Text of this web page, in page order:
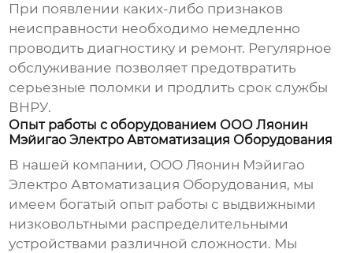
При появлении каких-либо признаков
неисправности необходимо немедленно
проводить диагностику и ремонт. Регулярное
обслуживание позволяет предотвратить
серьезные поломки и продлить срок службы
ВНРУ.
Опыт работы с оборудованием ООО Ляонин
Мэйигао Электро Автоматизация Оборудования
В нашей компании, ООО Ляонин Мэйигао
Электро Автоматизация Оборудования, мы
имеем богатый опыт работы с выдвижными
низковольтными распределительными
устройствами различной сложности. Мы